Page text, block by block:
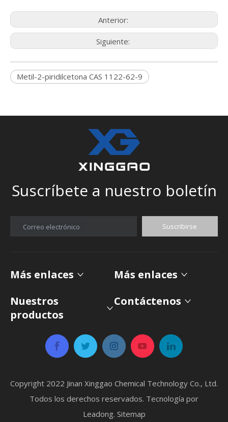
Anterior:
Siguiente:
Metil-2-piridilcetona CAS 1122-62-9
Suscríbete a nuestro boletín
Correo electrónico Suscribirse
Más enlaces
Más enlaces
Nuestros
productos
Contáctenos
Copyright 2022 Jinan Xinggao Chemical Technology Co., Ltd.
Todos los derechos reservados. Tecnología por
Leadong. Sitemap